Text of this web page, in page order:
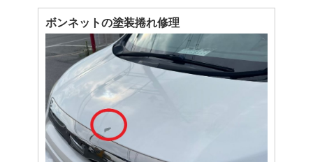
ボンネットの塗装捲れ修理